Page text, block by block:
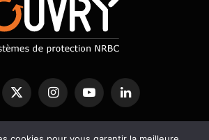
X
InstagramYouTubeLinkedIn
DECONTAMINATION DETECTION